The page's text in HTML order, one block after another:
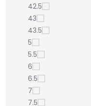
42.5
43
43.5
5
5.5
6
6.5
7
7.5